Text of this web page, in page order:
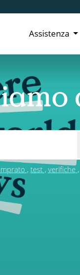
Assistenza
test verifiche